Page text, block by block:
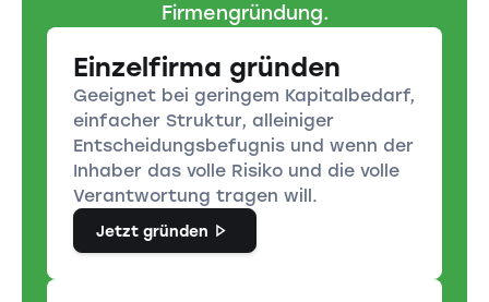
Firmengründung.
Einzelfirma gründen
Geeignet bei geringem Kapitalbedarf,
einfacher Struktur, alleiniger
Entscheidungsbefugnis und wenn der
Inhaber das volle Risiko und die volle
Verantwortung tragen will.
Jetzt gründen